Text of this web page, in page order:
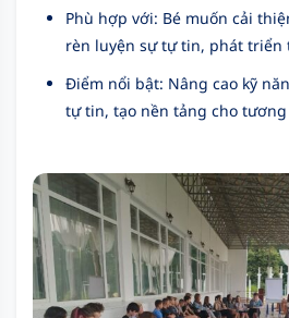
Phù hợp với: Bé muốn cải
rèn luyện sự tự tin, phát triển
Điểm nổi bật: Nâng cao kỹ
tự tin, tạo nền tảng cho